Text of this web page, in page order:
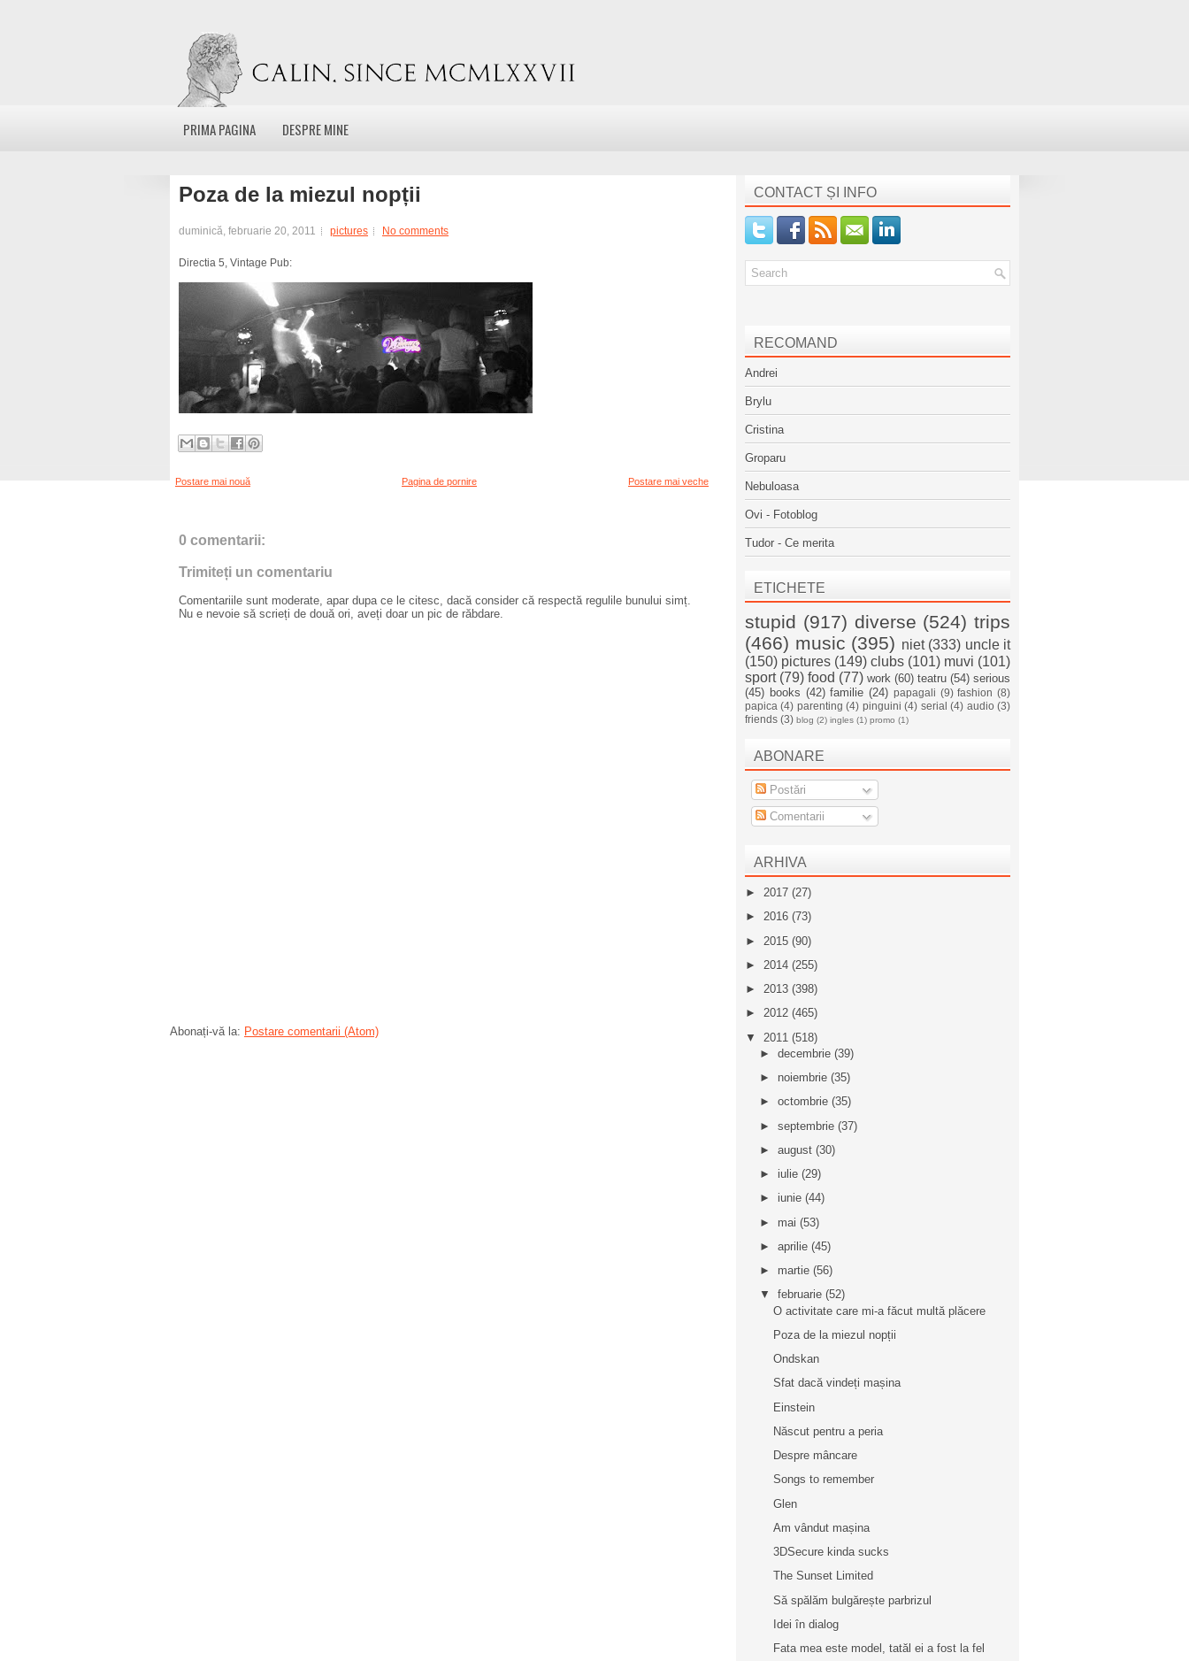
PRIMA PAGINA DESPRE MINE
Poza de la miezul nopții
duminică, februarie 20, 2011 pictures No comments
Directia 5, Vintage Pub:
Postare mai nouă Postare mai veche
Pagina de pornire
0 comentarii:
Trimiteți un comentariu
Comentariile sunt moderate, apar dupa ce le citesc, dacă consider că respectă regulile bunului simț.
Nu e nevoie să scrieți de două ori, aveți doar un pic de răbdare.
Abonați-vă la: Postare comentarii (Atom)
CONTACT ȘI INFO
RECOMAND
Andrei
Brylu
Cristina
Groparu
Nebuloasa
Ovi - Fotoblog
Tudor - Ce merita
ETICHETE
stupid (917) diverse (524) trips
(466) music (395) niet (333) uncle it
(150) pictures (149) clubs (101) muvi (101)
sport (79) food (77) work (60) teatru (54) serious
(45) books (42) familie (24) papagali (9) fashion (8)
papica (4) parenting (4) pinguini (4) serial (4) audio (3)
friends (3) blog (2) ingles (1) promo (1)
ABONARE
Postări
Comentarii
ARHIVA
► 2017 (27)
► 2016 (73)
► 2015 (90)
► 2014 (255)
► 2013 (398)
► 2012 (465)
▼ 2011 (518)
► decembrie (39)
► noiembrie (35)
► octombrie (35)
► septembrie (37)
► august (30)
► iulie (29)
► iunie (44)
► mai (53)
► aprilie (45)
► martie (56)
▼ februarie (52)
O activitate care mi-a făcut multă plăcere
Poza de la miezul nopții
Ondskan
Sfat dacă vindeți mașina
Einstein
Născut pentru a peria
Despre mâncare
Songs to remember
Glen
Am vândut mașina
3DSecure kinda sucks
The Sunset Limited
Să spălăm bulgărește parbrizul
Idei în dialog
Fata mea este model, tatăl ei a fost la fel